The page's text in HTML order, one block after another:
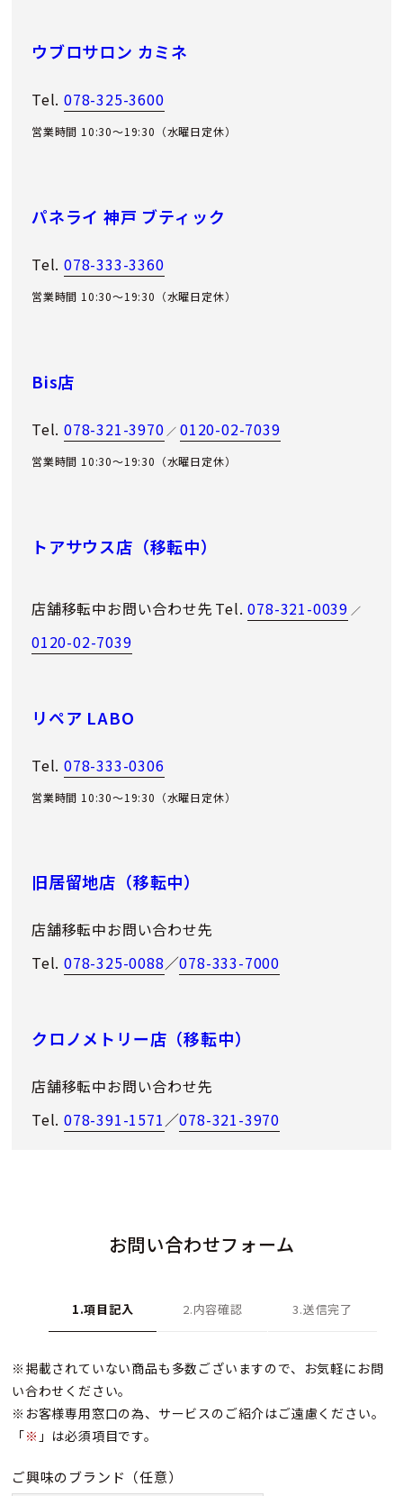
ウブロサロン カミネ
Tel. 078-325-3600
営業時間 10:30～19:30（水曜日定休）
パネライ 神戸 ブティック
Tel. 078-333-3360
営業時間 10:30～19:30（水曜日定休）
Bis店
Tel. 078-321-3970 ／0120-02-7039
営業時間 10:30～19:30（水曜日定休）
トアサウス店（移転中）
店舗移転中お問い合わせ先 Tel.078-321-0039 ／
0120-02-7039
リペア LABO
Tel. 078-333-0306
営業時間 10:30～19:30（水曜日定休）
旧居留地店（移転中）
店舗移転中お問い合わせ先
Tel. 078-325-0088／078-333-7000
クロノメトリー店（移転中）
店舗移転中お問い合わせ先
Tel. 078-391-1571／078-321-3970
お問い合わせフォーム
1.項目記入 2.内容確認 3.送信完了
※掲載されていない商品も多数ございますので、お気軽にお問
い合わせください。
※お客様専用窓口の為、サービスのご紹介はご遠慮ください。
「※ 」は必須項目です。
ご興味のブランド （任意）